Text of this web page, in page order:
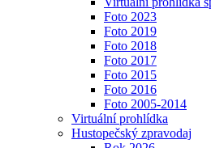
Foto 2023
Foto 2019
Foto 2018
Foto 2017
Foto 2015
Foto 2016
Foto 2005-2014
Virtuální prohlídka
Hustopečský zpravodaj